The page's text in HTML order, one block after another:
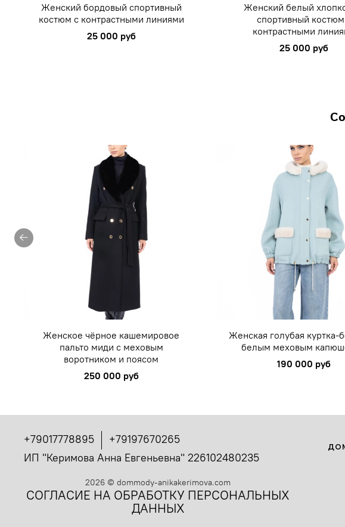
Женский бордовый спортивный
костюм с контрастными линиями
25 000 руб
Женский белый
спортивный
контрастными
25 000 руб
Женское чёрное кашемировое
пальто миди с меховым
воротником и поясом
250 000 руб
Женская голубая куртка-
белым меховым
190 000 руб
+79017778895
+79197670265
ИП "Керимова Анна Евгеньевна" 226102480235
2026 © dommody-anikakerimova.com
СОГЛАСИЕ НА ОБРАБОТКУ ПЕРСОНАЛЬНЫХ
ДАННЫХ